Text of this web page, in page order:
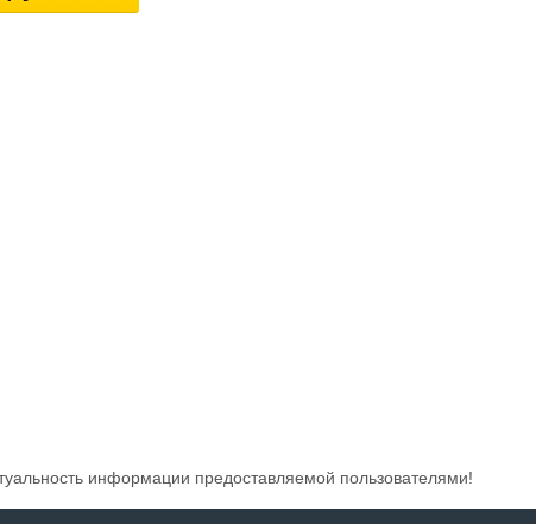
информации предоставляемой пользователями!